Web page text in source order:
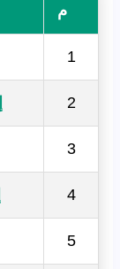
م
1
2
3
4
5